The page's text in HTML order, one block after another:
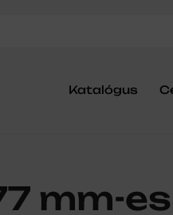
Katalógus
mm-es